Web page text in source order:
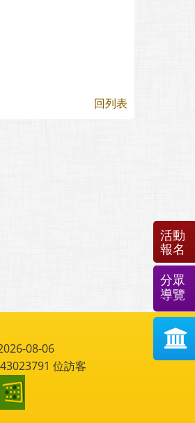
回列表
08-06
43023791 位訪客
活動
報名
分眾
導覽